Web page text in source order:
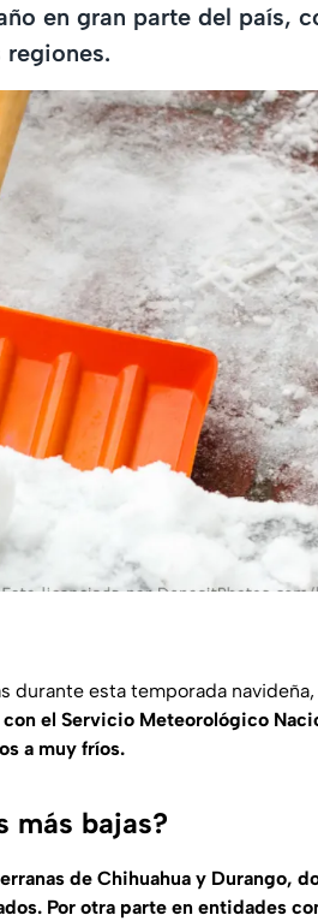
en gran parte del país,
durante esta temporada navideña,
el Servicio Meteorológico
a muy fríos.
más bajas?
de Chihuahua y Durango,
Por otra parte en entidades